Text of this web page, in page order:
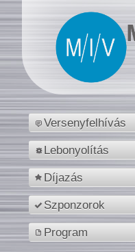
Versenyfelhívás
Lebonyolítás
Díjazás
Szponzorok
Program